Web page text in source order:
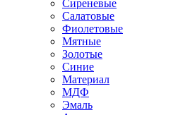
Сиреневые
Салатовые
Фиолетовые
Мятные
Золотые
Синие
Материал
МДФ
Эмаль